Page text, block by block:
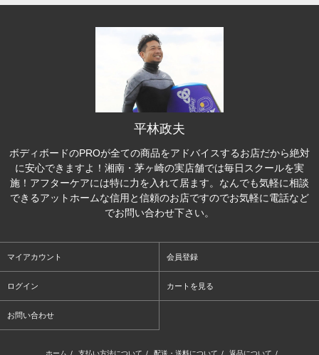
平林政夫
ボディボードのPROが全ての商品をアドバイスするお店だから絶対
に安心できますよ！湘南・茅ヶ崎の実店舗では毎日スクールを実
施！アフターケアには特に力を入れて居ます。なんでも気軽に相談
できるアットホームな信用と信頼のお店ですのでお気軽に電話など
でお問い合わせ下さい。
マイアカウント 会員登録
ログイン カートを見る
お問い合わせ
ホーム / 支払い方法について / 配送・送料について / 返品について /